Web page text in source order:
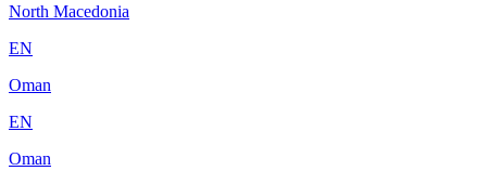
North Macedonia
EN
Oman
EN
Oman